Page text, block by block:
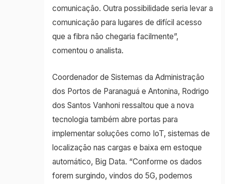
comunicação. Outra possibilidade seria levar a
comunicação para lugares de difícil acesso
que a fibra não chegaria facilmente”,
comentou o analista.
Coordenador de Sistemas da Administração
dos Portos de Paranaguá e Antonina, Rodrigo
dos Santos Vanhoni ressaltou que a nova
tecnologia também abre portas para
implementar soluções como IoT, sistemas de
localização nas cargas e baixa em estoque
automático, Big Data. “Conforme os dados
forem surgindo, vindos do 5G, podemos